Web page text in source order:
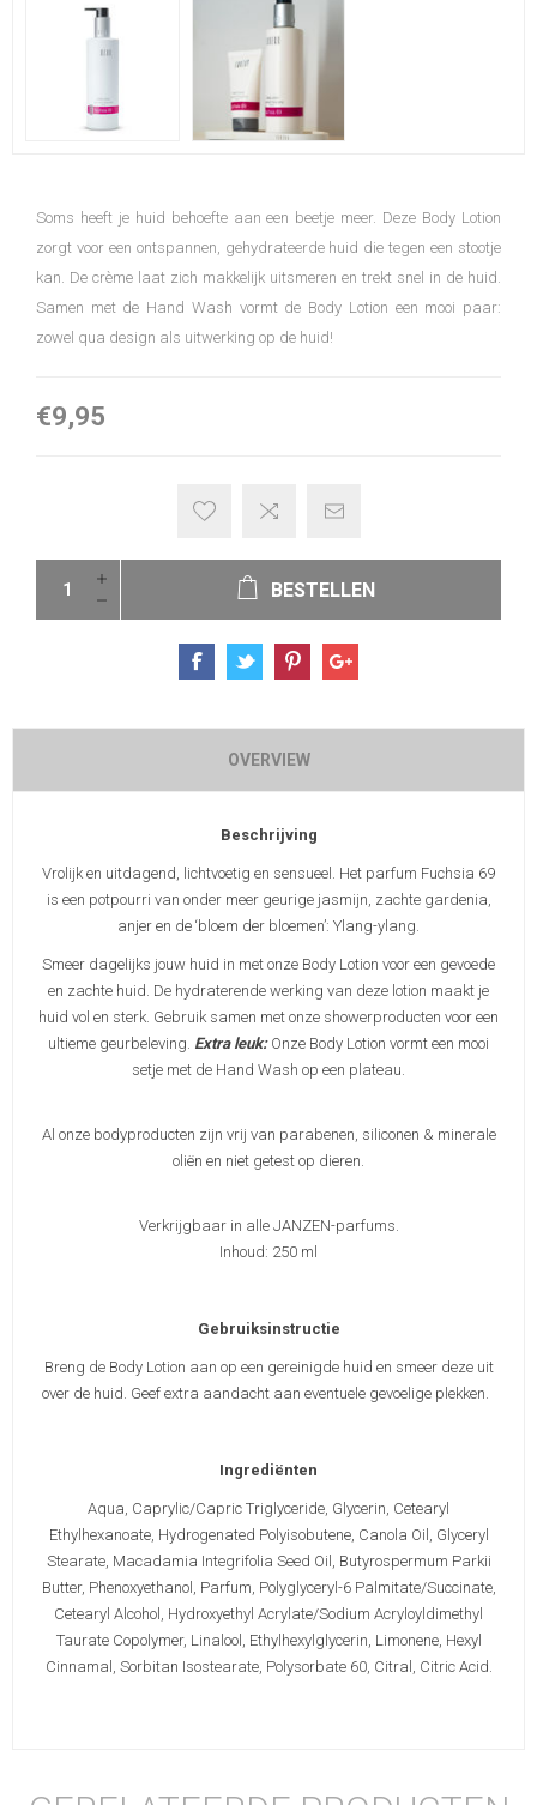
Soms heeft je huid behoefte aan een beetje meer. Deze Body Lotion
zorgt voor een ontspannen, gehydrateerde huid die tegen een stootje
kan. De crème laat zich makkelijk uitsmeren en trekt snel in de huid.
Samen met de Hand Wash vormt de Body Lotion een mooi paar:
zowel qua design als uitwerking op de huid!
€9,95
BESTELLEN
OVERVIEW
Beschrijving
Vrolijk en uitdagend, lichtvoetig en sensueel. Het parfum Fuchsia 69
is een potpourri van onder meer geurige jasmijn, zachte gardenia,
anjer en de ‘bloem der bloemen’: Ylang-ylang.
Smeer dagelijks jouw huid in met onze Body Lotion voor een gevoede
en zachte huid. De hydraterende werking van deze lotion maakt je
huid vol en sterk. Gebruik samen met onze showerproducten voor een
ultieme geurbeleving. Extra leuk:Onze Body Lotion vormt een mooi
setje met de Hand Wash op een plateau.
Al onze bodyproducten zijn vrij van parabenen, siliconen & minerale
oliën en niet getest op dieren.
Verkrijgbaar in alle JANZEN-parfums.
Inhoud: 250 ml
Gebruiksinstructie
Breng de Body Lotion aan op een gereinigde huid en smeer deze uit
over de huid. Geef extra aandacht aan eventuele gevoelige plekken.
Ingrediënten
Aqua, Caprylic/Capric Triglyceride, Glycerin, Cetearyl
Ethylhexanoate, Hydrogenated Polyisobutene, Canola Oil, Glyceryl
Stearate, Macadamia Integrifolia Seed Oil, Butyrospermum Parkii
Butter, Phenoxyethanol, Parfum, Polyglyceryl-6 Palmitate/Succinate,
Cetearyl Alcohol, Hydroxyethyl Acrylate/Sodium Acryloyldimethyl
Taurate Copolymer, Linalool, Ethylhexylglycerin, Limonene, Hexyl
Cinnamal, Sorbitan Isostearate, Polysorbate 60, Citral, Citric Acid.